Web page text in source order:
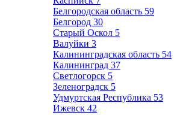
Белгородская область 59
Белгород 30
Старый Оскол 5
Валуйки 3
Калининградская область 54
Калининград 37
Светлогорск 5
Зеленоградск 5
Удмуртская Республика 53
Ижевск 42